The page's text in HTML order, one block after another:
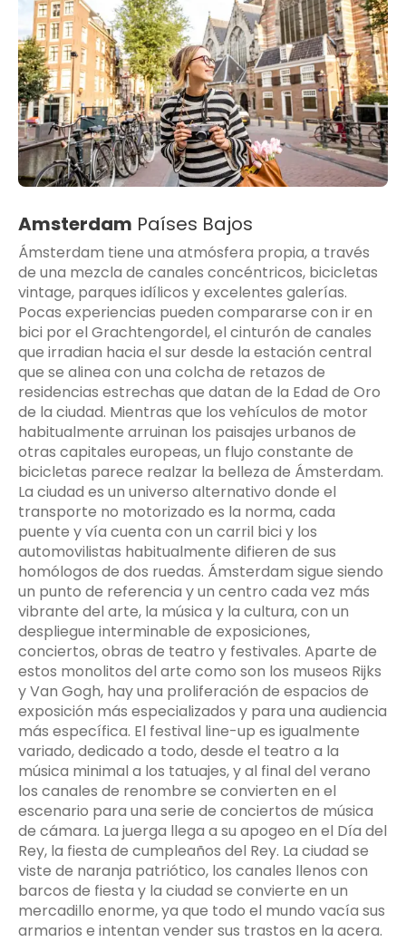
Amsterdam Países Bajos
Ámsterdam tiene una atmósfera propia, a través
de una mezcla de canales concéntricos, bicicletas
vintage, parques idílicos y excelentes galerías.
Pocas experiencias pueden compararse con ir en
bici por el Grachtengordel, el cinturón de canales
que irradian hacia el sur desde la estación central
que se alinea con una colcha de retazos de
residencias estrechas que datan de la Edad de Oro
de la ciudad. Mientras que los vehículos de motor
habitualmente arruinan los paisajes urbanos de
otras capitales europeas, un flujo constante de
bicicletas parece realzar la belleza de Ámsterdam.
La ciudad es un universo alternativo donde el
transporte no motorizado es la norma, cada
puente y vía cuenta con un carril bici y los
automovilistas habitualmente difieren de sus
homólogos de dos ruedas. Ámsterdam sigue siendo
un punto de referencia y un centro cada vez más
vibrante del arte, la música y la cultura, con un
despliegue interminable de exposiciones,
conciertos, obras de teatro y festivales. Aparte de
estos monolitos del arte como son los museos Rijks
y Van Gogh, hay una proliferación de espacios de
exposición más especializados y para una audiencia
más específica. El festival line-up es igualmente
variado, dedicado a todo, desde el teatro a la
música minimal a los tatuajes, y al final del verano
los canales de renombre se convierten en el
escenario para una serie de conciertos de música
de cámara. La juerga llega a su apogeo en el Día del
Rey, la fiesta de cumpleaños del Rey. La ciudad se
viste de naranja patriótico, los canales llenos con
barcos de fiesta y la ciudad se convierte en un
mercadillo enorme, ya que todo el mundo vacía sus
armarios e intentan vender sus trastos en la acera.